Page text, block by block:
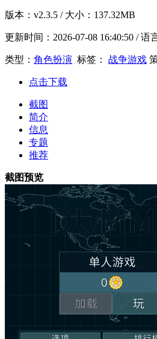
版本： v2.3.5 / 大小：137.32MB
更新时间： 2026-07-08 16:40:50 / 语
类型： 角色扮演 标签： 战争游戏
点击下载
截图
简介
信息
专题
推荐
截图预览